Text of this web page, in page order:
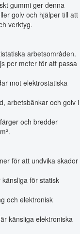
gummi ger denna
golv och hjälper till att
verktyg.
arbetsområden.
per meter för att passa
mot elektrostatiska
arbetsbänkar och golv i
och bredder
för att undvika skador
för statisk
och elektronisk
känsliga elektroniska